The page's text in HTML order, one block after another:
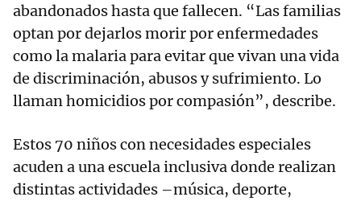
abandonados hasta que fallecen. “Las familias
optan por dejarlos morir por enfermedades
como la malaria para evitar que vivan una vida
de discriminación, abusos y sufrimiento. Lo
llaman homicidios por compasión”, describe.
Estos 70 niños con necesidades especiales
acuden a una escuela inclusiva donde realizan
distintas actividades –música, deporte,